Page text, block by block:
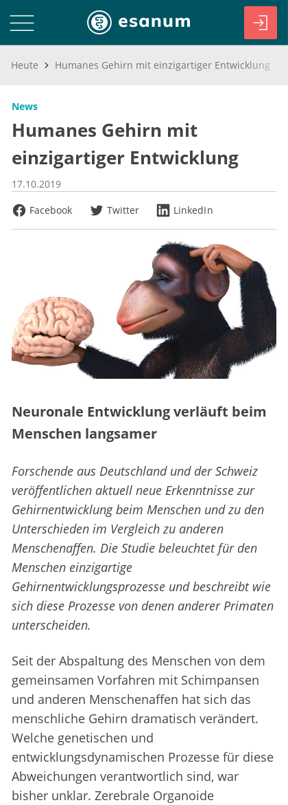
Heute Humanes Gehirn mit einzigartiger Entwicklung
News
Humanes Gehirn mit
einzigartiger Entwicklung
17.10.2019
Facebook
Twitter LinkedIn
Neuronale Entwicklung verläuft beim
Menschen langsamer
Forschende aus Deutschland und der Schweiz
veröffentlichen aktuell neue Erkenntnisse zur
Gehirnentwicklung beim Menschen und zu den
Unterschieden im Vergleich zu anderen
Menschenaffen. Die Studie beleuchtet für den
Menschen einzigartige
Gehirnentwicklungsprozesse und beschreibt wie
sich diese Prozesse von denen anderer Primaten
unterscheiden.
Seit der Abspaltung des Menschen von dem
gemeinsamen Vorfahren mit Schimpansen
und anderen Menschenaffen hat sich das
menschliche Gehirn dramatisch verändert.
Welche genetischen und
entwicklungsdynamischen Prozesse für diese
Abweichungen verantwortlich sind, war
bisher unklar. Zerebrale Organoide